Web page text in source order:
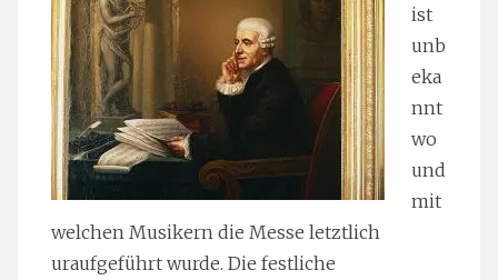
ist
unb
eka
nnt
wo
und
mit
welchen Musikern die Messe letztlich
uraufgeführt wurde. Die festliche